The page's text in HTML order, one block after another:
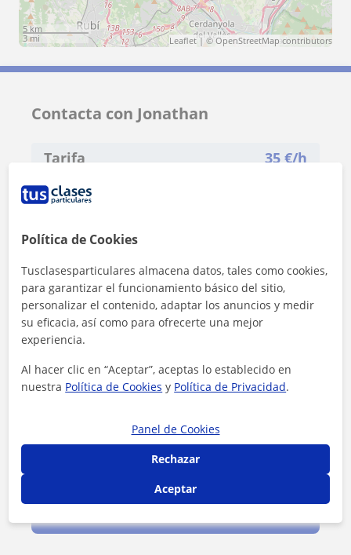
5 km
3 mi
Leaflet| ©OpenStreetMap contributors
Contacta con Jonathan
Tarifa 35 €/h
1ª clase gratis
Al hacer clic, aceptas nuestroaviso legal
Política de Cookies
Tusclasesparticulares almacena datos, tales como cookies,
para garantizar el funcionamiento básico del sitio,
personalizar el contenido, adaptar los anuncios y medir
su eficacia, así como para ofrecerte una mejor
experiencia.
Al hacer clic en “Aceptar”, aceptas lo establecido en
nuestra Política de Cookies y Política de Privacidad.
Panel de Cookies
Rechazar
Aceptar